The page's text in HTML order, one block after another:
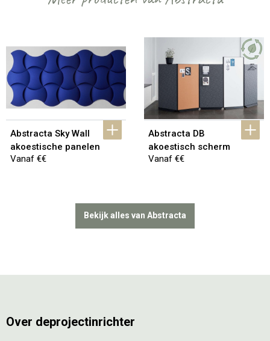
Abstracta Sky Wall
akoestische panelen
Vanaf €€
Abstracta DB
akoestisch scherm
Vanaf €€
Bekijk alles van Abstracta
Over deprojectinrichter